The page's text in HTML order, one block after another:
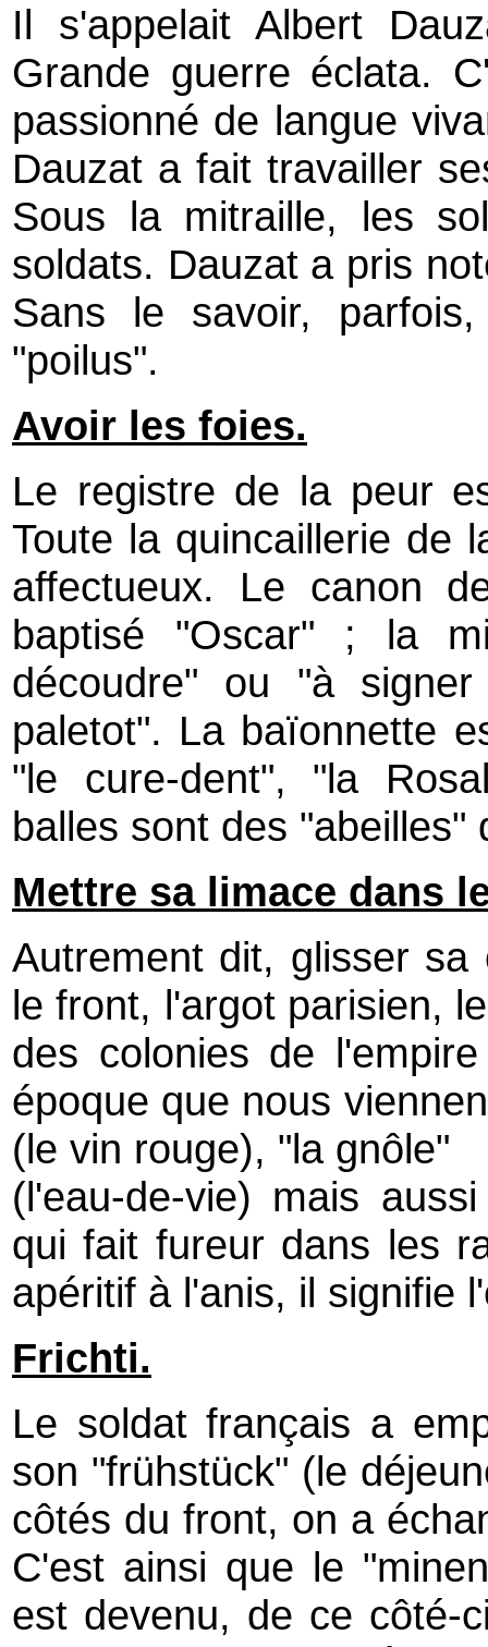
Il s'appelait Albert
Grande guerre éclata.
passionné de langue
Dauzat a fait travailler
Sous la mitraille, les
soldats. Dauzat a pris
Sans le savoir,
"poilus".
Avoir les foies.
Le registre de la peur
Toute la quincaillerie de
affectueux. Le canon
baptisé "Oscar" ; la
découdre" ou "à
paletot". La baïonnette
"le cure-dent", "la
balles sont des "abeilles"
Mettre sa limace dans
Autrement dit, glisser
le front, l'argot parisien,
des colonies de
époque que nous
(le vin rouge), "la gnôle"
(l'eau-de-vie) mais
qui fait fureur dans les
apéritif à l'anis, il signifie
Frichti.
Le soldat français a
son "frühstück" (le
côtés du front, on a
C'est ainsi que le
est devenu, de ce côté-